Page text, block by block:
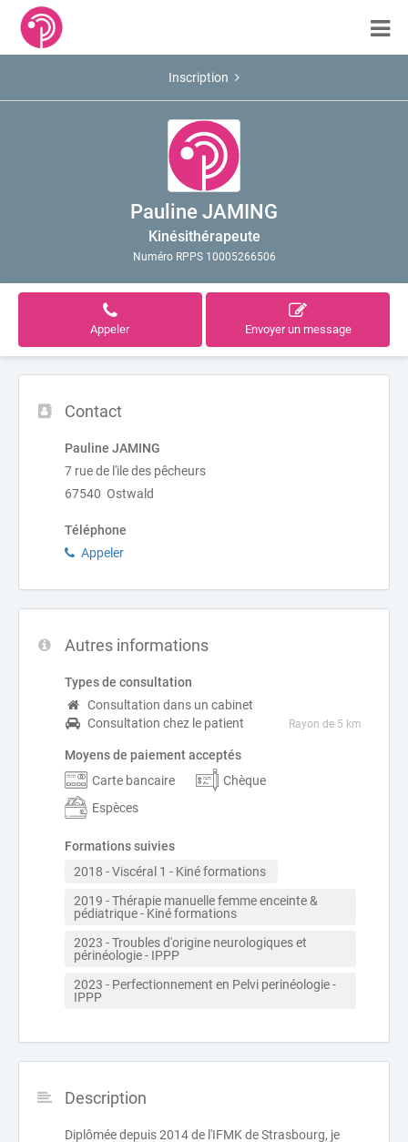
Inscription
Pauline JAMING
Kinésithérapeute
Numéro RPPS 10005266506
Appeler Envoyer un message
Contact
Pauline JAMING
7 rue de l'ile des pêcheurs
67540 Ostwald
Téléphone
Appeler
Autres informations
Types de consultation
Consultation dans un cabinet
Consultation chez le patient
Rayon de 5 km
Moyens de paiement acceptés
Carte bancaire
Chèque
Espèces
Formations suivies
2018 - Viscéral 1 - Kiné formations
2019 - Thérapie manuelle femme enceinte &
pédiatrique - Kiné formations
2023 - Troubles d'origine neurologiques et
périnéologie - IPPP
2023 - Perfectionnement en Pelvi perinéologie -
IPPP
Description
Diplômée depuis 2014 de l'IFMK de Strasbourg, je